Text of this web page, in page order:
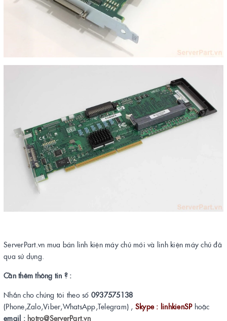
ServerPart.vn mua bán linh kiện máy chủ mới và linh kiện máy chủ đã
qua sử dụng.
Cần thêm thông tin ? :
Nhắn cho chúng tôi theo số 0937575138
(Phone,Zalo,Viber,WhatsApp,Telegram) , Skype : linhkienSPhoặc
email : hotro@ServerPart.vn